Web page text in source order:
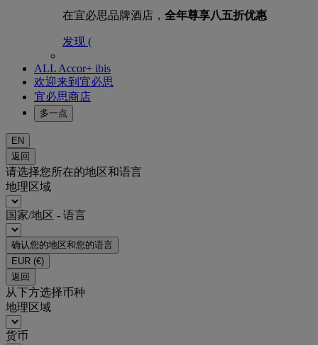
在宜必思品牌酒店， 全年尊享八五折优惠
发现 (
ALL Accor+ ibis
欢迎来到宜必思
宜必思商店
多一点
EN
返回
请选择您所在的地区和语言
地理区域
国家/地区 - 语言
确认您的地区和您的语言
EUR (€)
返回
从下方选择币种
地理区域
货币